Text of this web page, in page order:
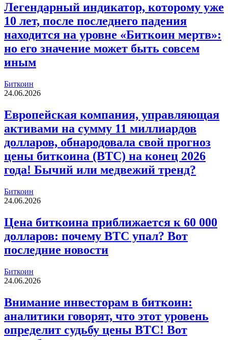
Легендарный индикатор, которому уже
10 лет, после последнего падения
находится на уровне «Биткоин мертв»:
но его значение может быть совсем
иным
Биткоин
24.06.2026
Европейская компания, управляющая
активами на сумму 11 миллиардов
долларов, обнародовала свой прогноз
цены биткоина (BTC) на конец 2026
года! Бычий или медвежий тренд?
Биткоин
24.06.2026
Цена биткоина приближается к 60 000
долларов: почему BTC упал? Вот
последние новости
Биткоин
24.06.2026
Внимание инвесторам в биткоин:
аналитики говорят, что этот уровень
определит судьбу цены BTC! Вот